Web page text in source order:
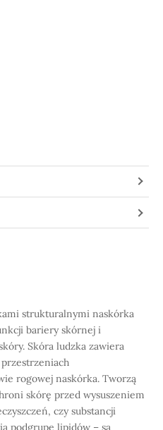
strukturalnymi naskórka
bariery skórnej i
Skóra ludzka zawiera
rogowej naskórka. Tworzą
skórę przed wysuszeniem
czy substancji
podgrupę lipidów – są